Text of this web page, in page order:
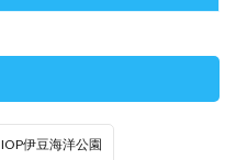
IOP伊豆海洋公園